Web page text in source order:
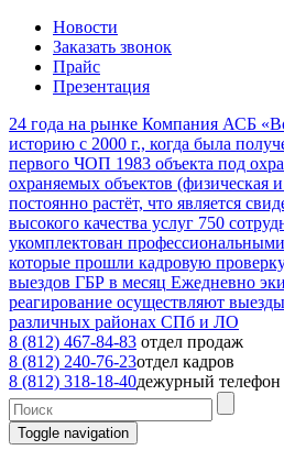
Новости
Заказать звонок
Прайс
Презентация
24 года на рынке Компания АСБ
историю с 2000 г., когда была
первого ЧОП 1983 объекта под
охраняемых объектов (физическая
постоянно растёт, что является
высокого качества услуг 750
укомплектован
которые прошли кадровую
выездов ГБР в месяц Ежедневно
реагирование осуществляют
различных районах СПб и ЛО
8 (812) 467-84-83 отдел продаж
8 (812) 240-76-23отдел кадров
8 (812) 318-18-40дежурный телефон
Toggle navigation